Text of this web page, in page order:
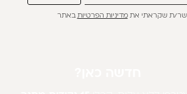
ת שקראתי אתמדיניות הפרטיותבאתר